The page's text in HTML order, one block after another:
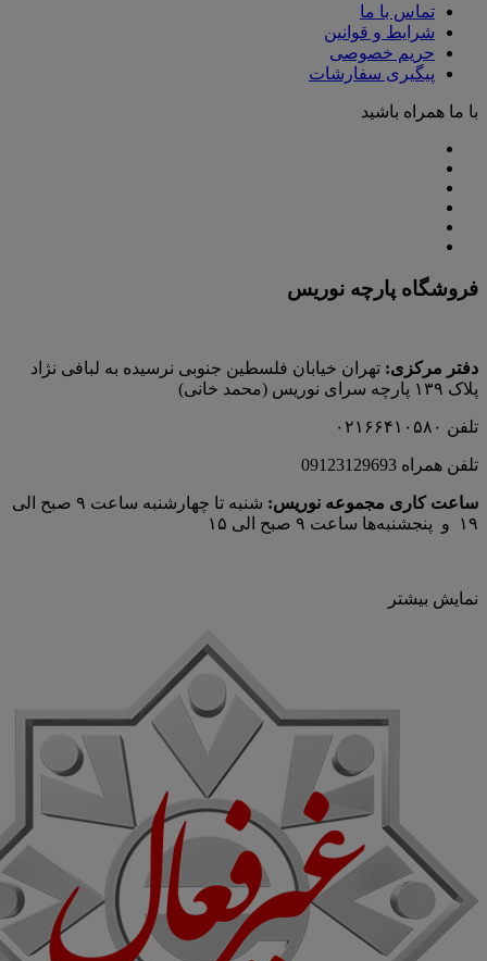
تماس با ما
شرایط و قوانین
حریم خصوصی
پیگیری سفارشات
با ما همراه باشید
فروشگاه پارچه نوریس
دفتر مرکزی: تهران خیابان فلسطین جنوبی نرسیده به لبافی نژاد
پلاک ۱۳۹ پارچه‌ سرای نوريس (محمد خانی)
تلفن ۰۲۱۶۶۴۱۰۵۸۰
تلفن همراه 09123129693
ساعت کاری مجموعه نوریس:
شنبه تا چهارشنبه ساعت ۹ صبح الی
۱۹ و پنجشنبه‌ها ساعت ۹ صبح الی ۱۵
نمایش بیشتر